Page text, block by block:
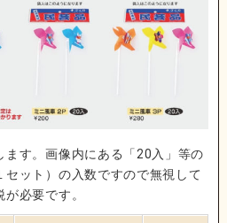
ます。画像内にある「20入」等の
ット）の入数ですので無視して
必要です。